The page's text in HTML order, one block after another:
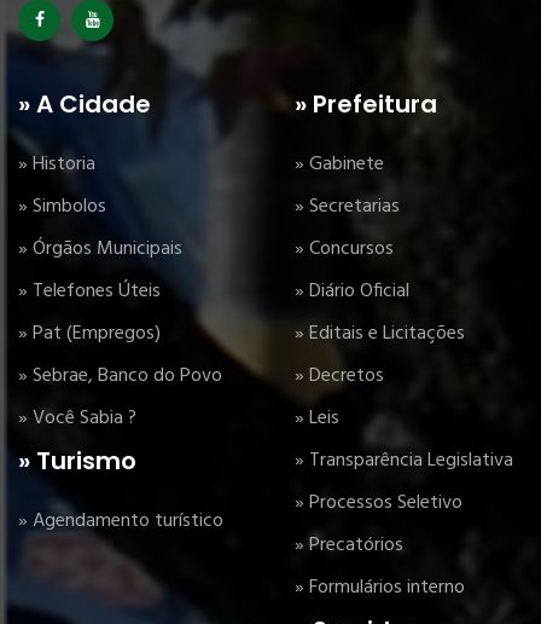
» A Cidade
» Historia
» Simbolos
» Órgãos Municipais
» Telefones Úteis
» Pat (Empregos)
» Sebrae, Banco do Povo
» Você Sabia ?
» Turismo
» Agendamento turístico
» Prefeitura
» Gabinete
» Secretarias
» Concursos
» Diário Oficial
» Editais e Licitações
» Decretos
» Leis
» Transparência Legislativa
» Processos Seletivo
» Precatórios
» Formulários interno